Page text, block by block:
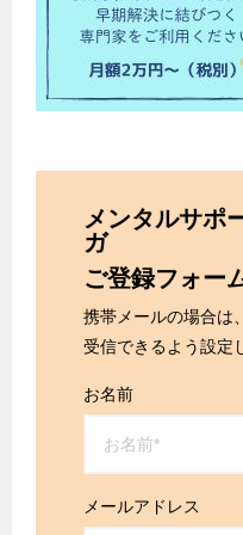
メンタルサポ
ガ
ご登録フォー
携帯メールの場合は
受信できるよう設定
お名前
メールアドレス